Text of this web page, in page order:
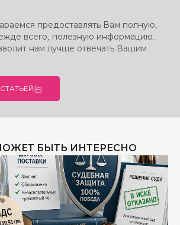
предоставлять Вам полную,
всего, полезную информацию.
нам лучше отвечать Вашим
БЫТЬ ИНТЕРЕСНО